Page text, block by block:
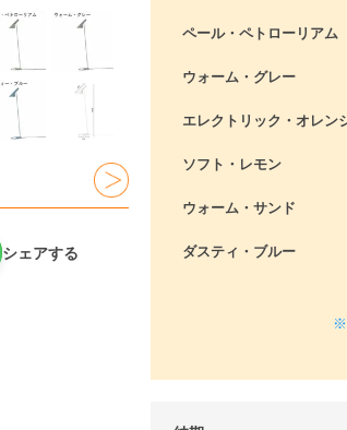
シェアする
ペール・ペトローリアム
ウォーム・グレー
エレクトリック・オレン
ソフト・レモン
ウォーム・サンド
ダスティ・ブルー
※